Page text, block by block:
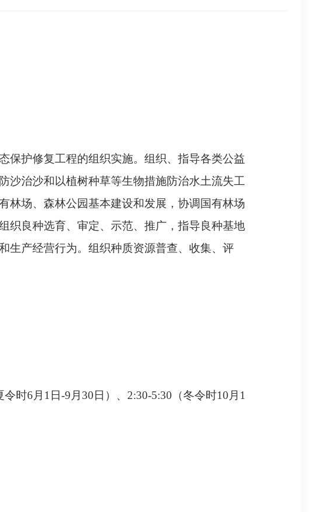
保护修复工程的组织实施。组织、指导各类公益
沙治沙和以植树种草等生物措施防治水土流失工
林场、森林公园基本建设和发展，协调国有林场
织良种选育、审定、示范、推广，指导良种基地
生产经营行为。组织种质资源普查、收集、评
时6月1日-9月30日）、2:30-5:30（冬令时10月1